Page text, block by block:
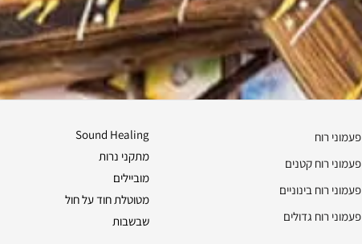
פעמוני רוח
פעמוני רוח קטנים
פעמוני רוח בינוניים
פעמוני רוח גדולים
Sound Healing
מתקני נרות
מוביילים
מטוטלת חוד על חול
שבשבות